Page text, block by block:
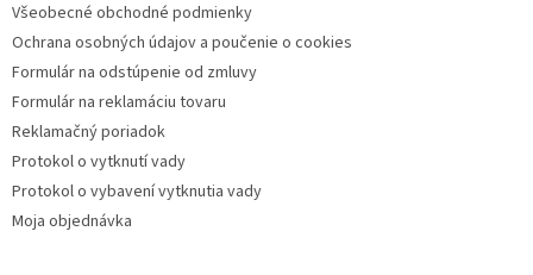
k
Všeobecné obchodné podmienky
Ochrana osobných údajov a poučenie o cookies
Formulár na odstúpenie od zmluvy
Formulár na reklamáciu tovaru
Reklamačný poriadok
Protokol o vytknutí vady
Protokol o vybavení vytknutia vady
Moja objednávka